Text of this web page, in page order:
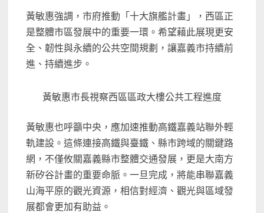
黃敏惠強調，市府推動「十大旗艦計畫」，西區正
是整體市區發展中的重要一環。希望藉此展現更安
全、韌性與永續的公共空間規劃，讓嘉義市持續前
進、持續進步。
黃敏惠市長視察西區區政大樓公共工程進度
黃敏惠也呼籲中央，應加速推動高鐵嘉義站聯外輕
軌建設。這條連接高鐵與臺鐵、縣市跨域的關鍵路
網，不僅攸關嘉義縣市整體交通發展，更是大南方
新矽谷計畫的重要命脈。一旦完成，將能串聯嘉義
山海平原的觀光資源，相信對經濟、觀光與區域發
展都會更加有助益。